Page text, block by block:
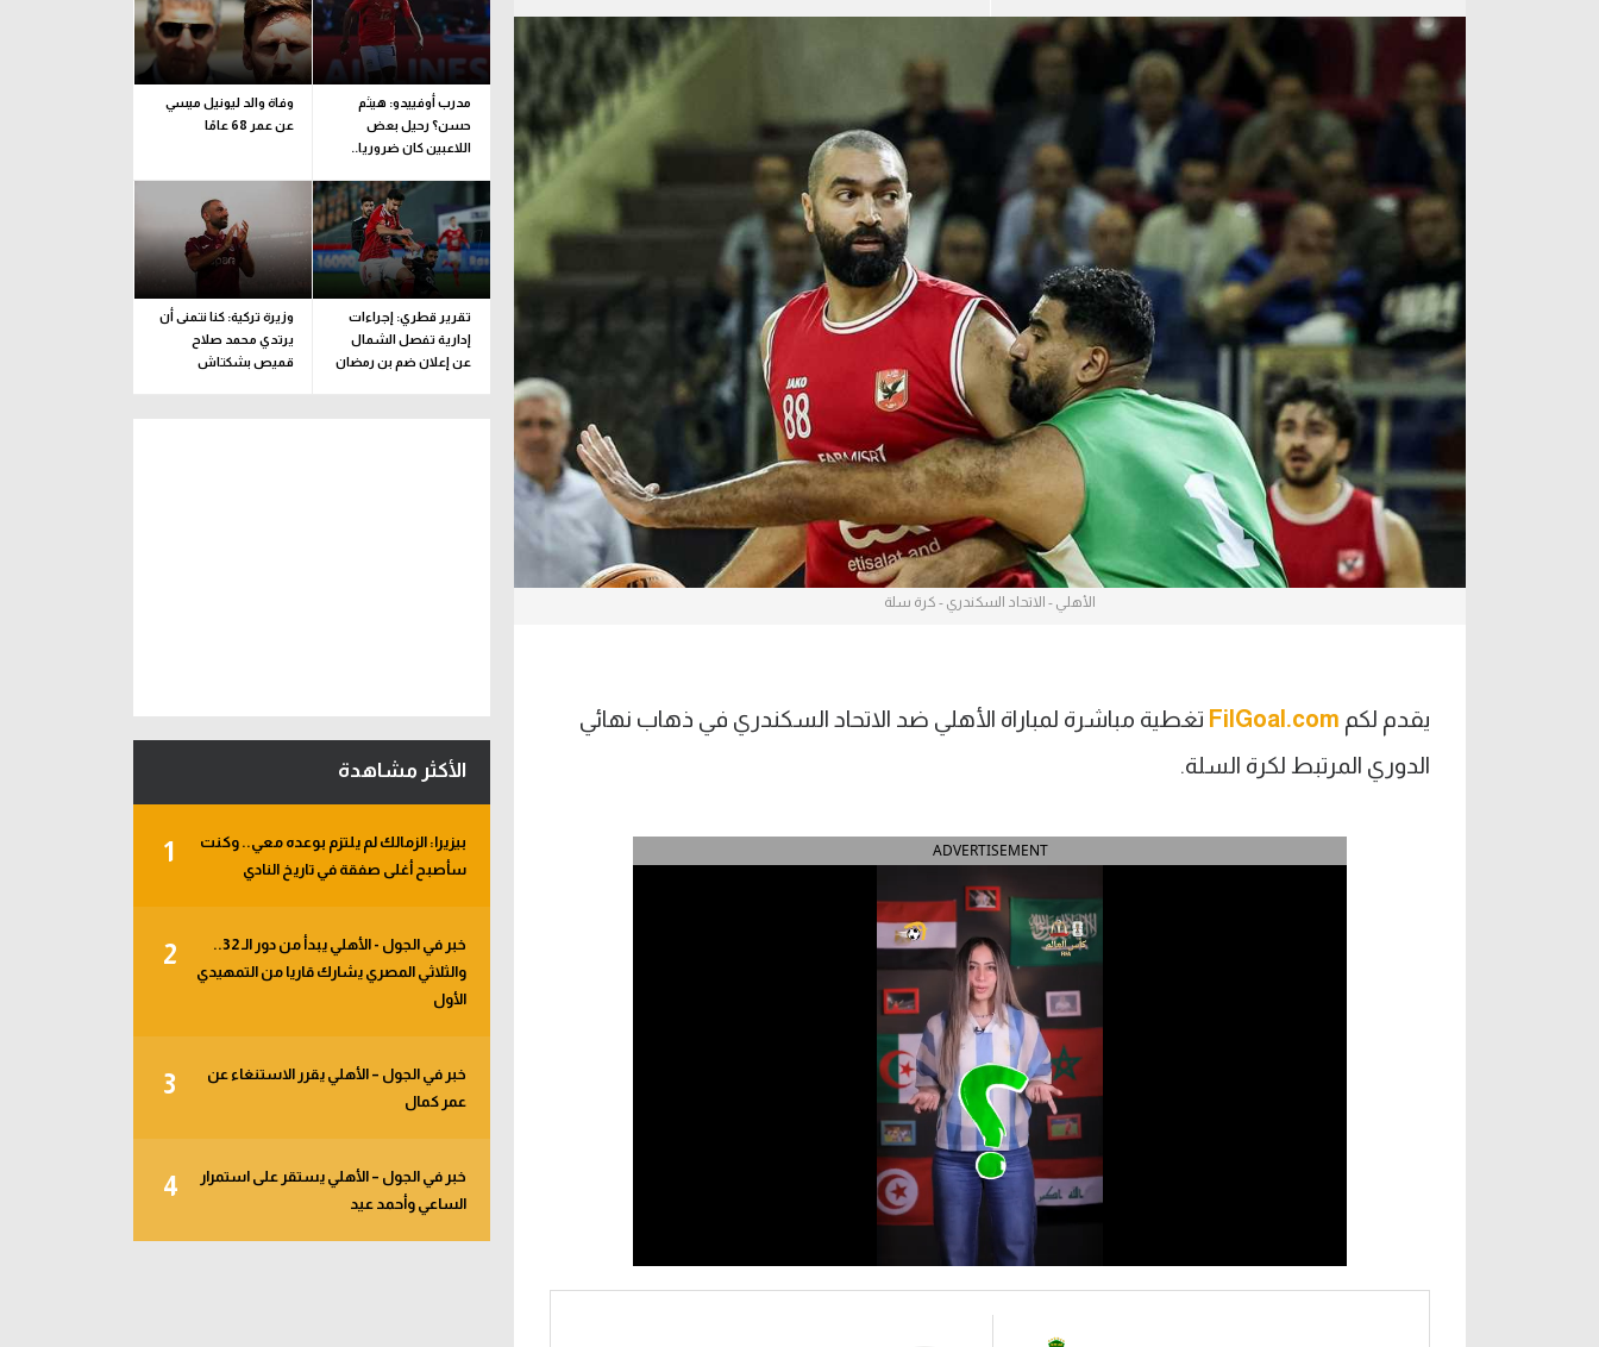
ركن الألعاب
الدوري السعودي للمحترفين
دوري أبطال أوروبا
دوري أبطال إفريقيا
كل البطولات
رياضات أخرى
آسيا
ركن الألعاب
الأهلي - الاتحاد السكندري - كرة سلة
يقدم لكم FilGoal.com تغطية مباشرة لمباراة الأهلي ضد الاتحاد السكندري في ذهاب نهائي
الدوري المرتبط لكرة السلة.
ADVERTISEMENT
مدرب أوفييدو: هيثم
حسن؟ رحيل بعض
اللاعبين كان ضروريا..
وفاة والد ليونيل ميسي
عن عمر 68 عامًا
تقرير قطري: إجراءات
إدارية تفصل الشمال
عن إعلان ضم بن رمضان
وزيرة تركية: كنا نتمنى أن
يرتدي محمد صلاح
قميص بشكتاش
الأكثر مشاهدة
1
بيزيرا: الزمالك لم يلتزم بوعده معي.. وكنت
سأصبح أغلى صفقة في تاريخ النادي
2
خبر في الجول - الأهلي يبدأ من دور الـ 32..
والثلاثي المصري يشارك قاريا من التمهيدي
الأول
3
خبر في الجول – الأهلي يقرر الاستنغاء عن
عمر كمال
4
خبر في الجول – الأهلي يستقر على استمرار
الساعي وأحمد عيد